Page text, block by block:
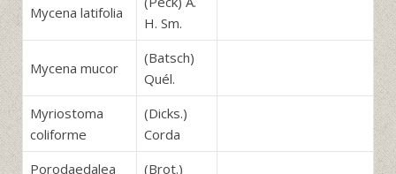
Mycena latifolia
H. Sm.
Mycena mucor
(Batsch)
Quél.
Myriostoma
coliforme
(Dicks.)
Corda
Porodaedalea
(Brot.)